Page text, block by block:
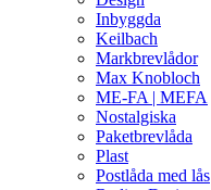
Inbyggda
Keilbach
Markbrevlådor
Max Knobloch
ME-FA | MEFA
Nostalgiska
Paketbrevlåda
Plast
Postlåda med lås